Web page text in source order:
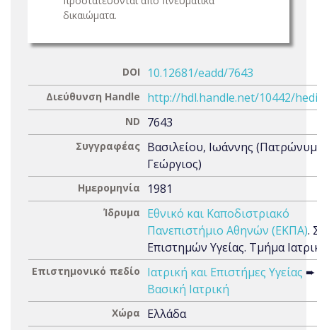
δικαιώματα.
DOI 10.12681/eadd/7643
Διεύθυνση Handle http://hdl.handle.net/10442/
ND 7643
Συγγραφέας Βασιλείου, Ιωάννης
Γεώργιος)
Ημερομηνία 1981
Ίδρυμα
Εθνικό και Καποδιστριακό
Πανεπιστήμιο Αθηνών (ΕΚΠΑ).
Επιστημών Υγείας. Τμήμα
Επιστημονικό πεδίο Ιατρική και Επιστήμες Υγείας ➨
Βασική Ιατρική
Χώρα Ελλάδα